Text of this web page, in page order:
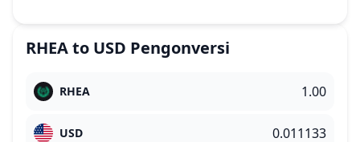
RHEAto USD Pengonversi
RHEA
USD